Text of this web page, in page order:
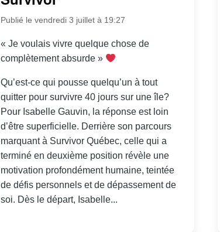
Publié le vendredi 3 juillet à 19:27
« Je voulais vivre quelque chose de
complètement absurde »
Qu’est-ce qui pousse quelqu’un à tout
quitter pour survivre 40 jours sur une île?
Pour Isabelle Gauvin, la réponse est loin
d’être superficielle. Derrière son parcours
marquant à Survivor Québec, celle qui a
terminé en deuxième position révèle une
motivation profondément humaine, teintée
de défis personnels et de dépassement de
soi. Dès le départ, Isabelle...